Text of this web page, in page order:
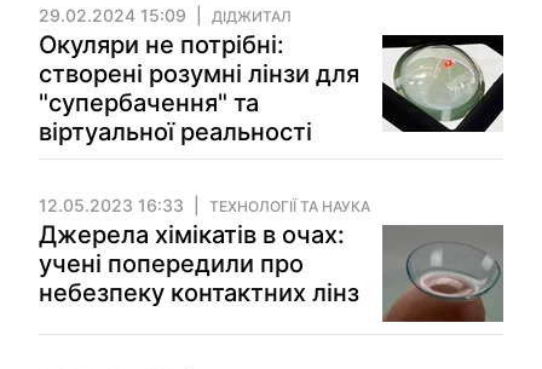
29.02.2024 15:09 ДІДЖИТАЛ
Окуляри не потрібні:
створені розумні лінзи для
"супербачення" та
віртуальної реальності
12.05.2023 16:33 ТЕХНОЛОГІЇ ТА НАУКА
Джерела хімікатів в очах:
учені попередили про
небезпеку контактних лінз